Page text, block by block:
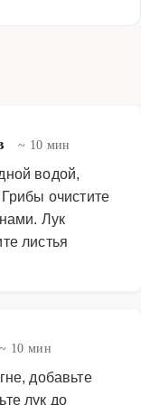
~ 10 мин
водой,
очистите
Лук
листья
~ 10 мин
добавьте
лук до